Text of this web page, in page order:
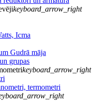
keyboard_arrow_right
Icma
Gudrā māja
grupas
keyboard_arrow_right
termometri